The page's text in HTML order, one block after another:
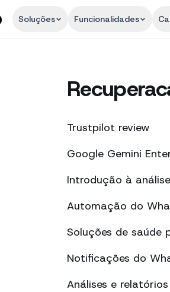
Soluções Funcionalidades
Trustpilot review
Google Gemini
Introdução à
Automação do
Soluções de saúde
Notificações do
Análises e